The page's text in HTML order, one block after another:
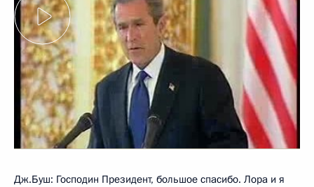
Дж.Буш: Господин Президент, большое спасибо. Лора и я